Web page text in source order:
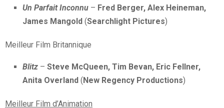
Un Parfait Inconnu – Fred Berger, Alex Heineman,
James Mangold (Searchlight Pictures)
Meilleur Film Britannique
Blitz – Steve McQueen, Tim Bevan, Eric Fellner,
Anita Overland (New Regency Productions)
Meilleur Film d’Animation